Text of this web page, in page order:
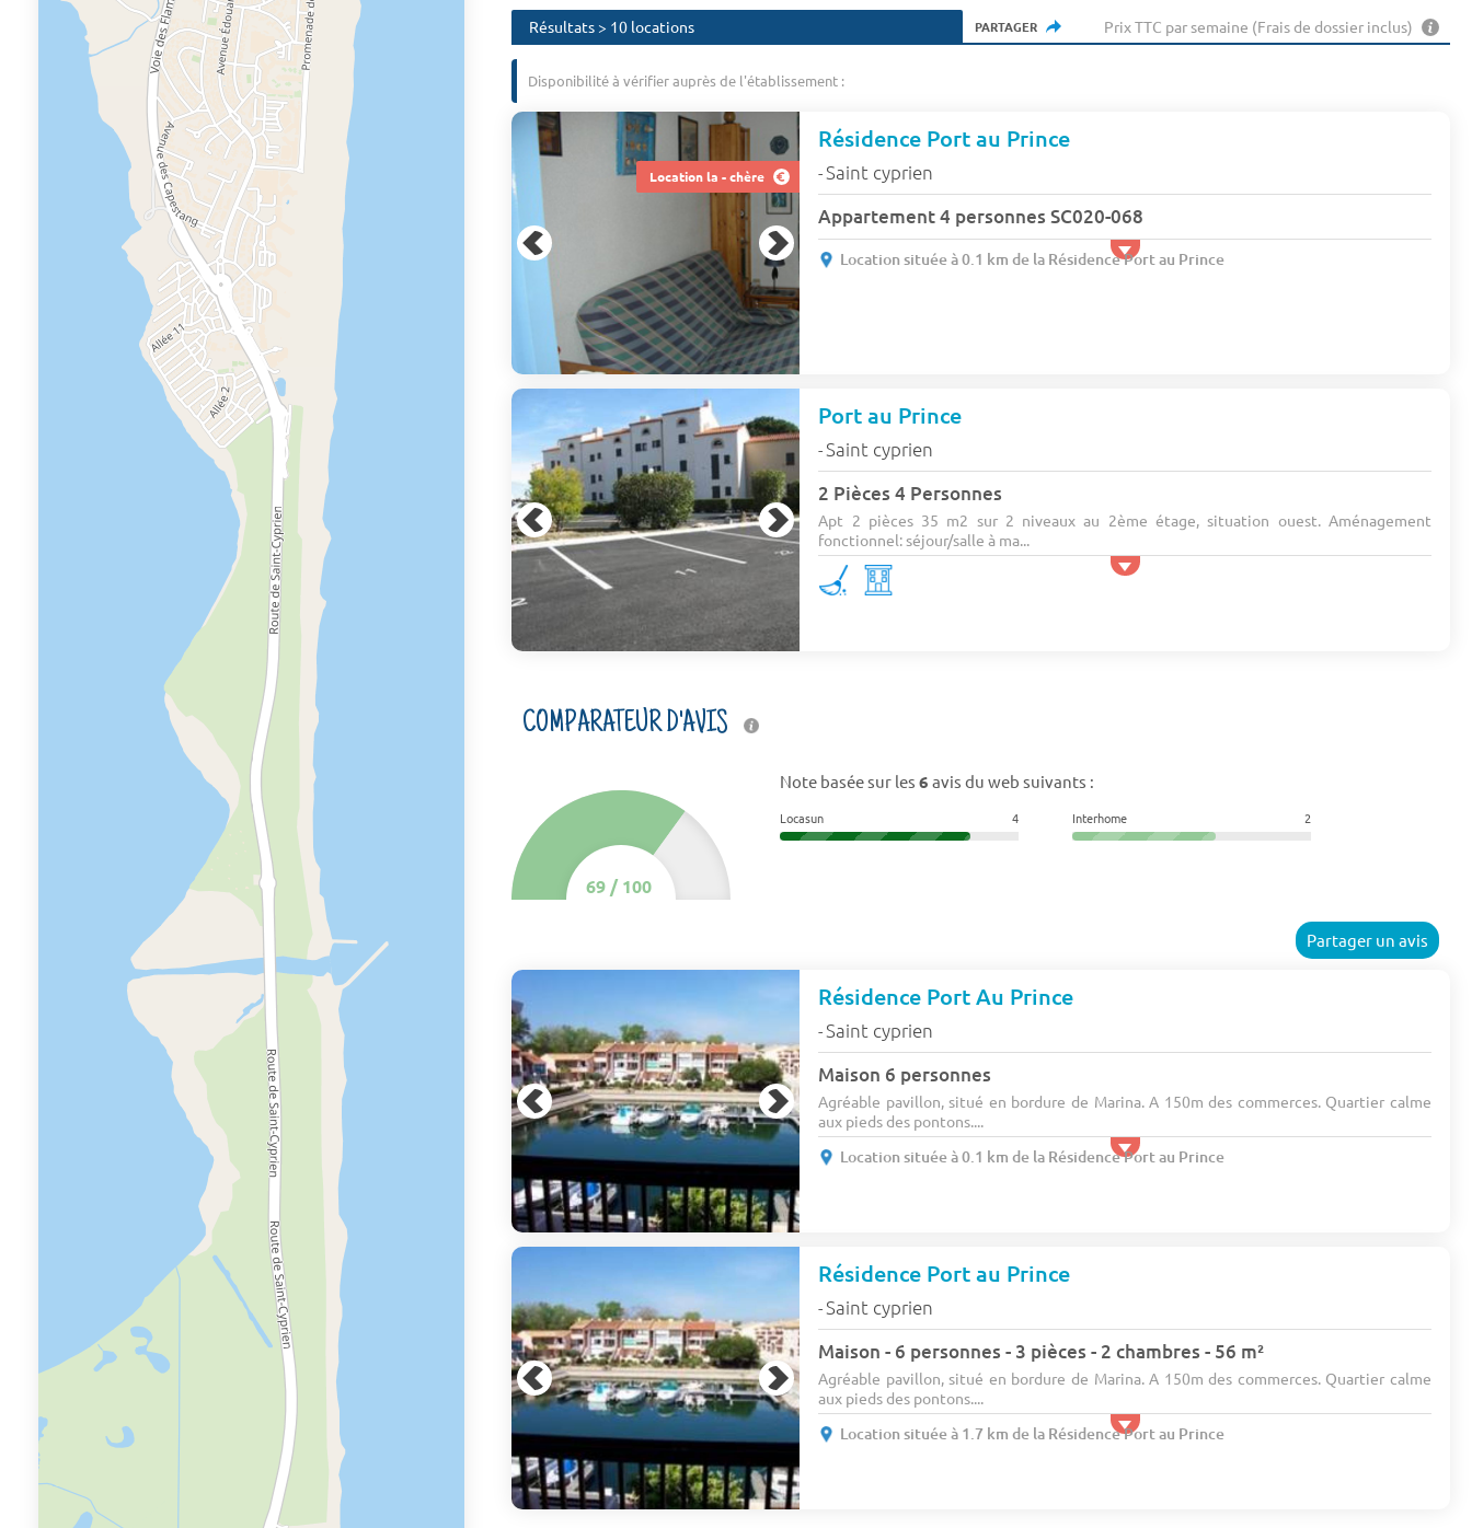
Résultats > 10 locations PARTAGER Prix TTC par semaine (Frais de dossier inclus)
Disponibilité à vérifier auprès de l'établissement :
Location la - chère
Résidence Port au Prince
-Saint cyprien
Appartement 4 personnes SC020-068
Location située à 0.1 km de la Résidence Port au Prince
Port au Prince
-Saint cyprien
2 Pièces 4 Personnes
Apt 2 pièces 35 m2 sur 2 niveaux au 2ème étage, situation ouest. Aménagement
fonctionnel: séjour/salle à ma...
COMPARATEUR D'AVIS
69/100
Note basée sur les 6 avis du web suivants :
Locasun 4 Interhome 2
Partager un avis
Résidence Port Au Prince
-Saint cyprien
Maison 6 personnes
Agréable pavillon, situé en bordure de Marina. A 150m des commerces. Quartier calme
aux pieds des pontons....
Location située à 0.1 km de la Résidence Port au Prince
Résidence Port au Prince
-Saint cyprien
Maison - 6 personnes - 3 pièces - 2 chambres - 56 m²
Agréable pavillon, situé en bordure de Marina. A 150m des commerces. Quartier calme
aux pieds des pontons....
Location située à 1.7 km de la Résidence Port au Prince